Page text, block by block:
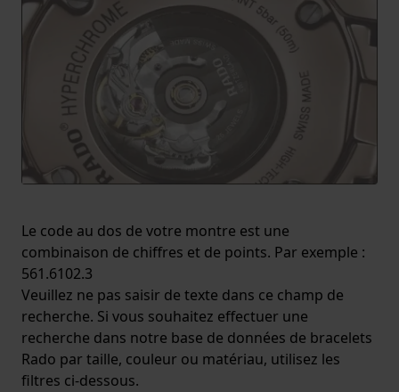
Le code au dos de votre montre est une
combinaison de chiffres et de points. Par exemple :
561.6102.3
Veuillez ne pas saisir de texte dans ce champ de
recherche. Si vous souhaitez effectuer une
recherche dans notre base de données de bracelets
Rado par taille, couleur ou matériau, utilisez les
filtres ci-dessous.